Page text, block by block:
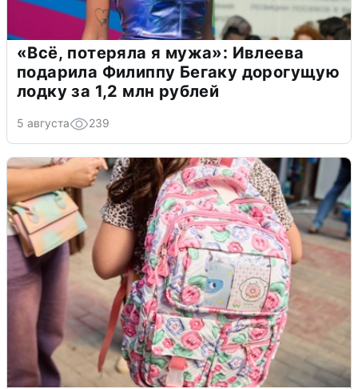
«Всё, потеряла я мужа»: Ивлеева
подарила Филиппу Бегаку дорогущую
лодку за 1,2 млн рублей
5 августа 239